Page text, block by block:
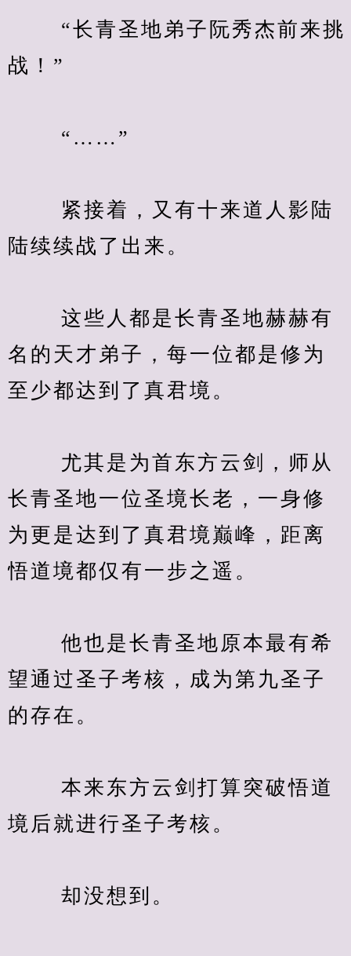
“长青圣地弟子阮秀杰前来挑
战！”
“……”
紧接着，又有十来道人影陆
陆续续战了出来。
这些人都是长青圣地赫赫有
名的天才弟子，每一位都是修为
至少都达到了真君境。
尤其是为首东方云剑，师从
长青圣地一位圣境长老，一身修
为更是达到了真君境巅峰，距离
悟道境都仅有一步之遥。
他也是长青圣地原本最有希
望通过圣子考核，成为第九圣子
的存在。
本来东方云剑打算突破悟道
境后就进行圣子考核。
却没想到。